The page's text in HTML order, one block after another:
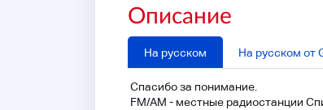
Описание
На русском На русском от
Спасибо за понимание.
FM/AM - местные радиостанции